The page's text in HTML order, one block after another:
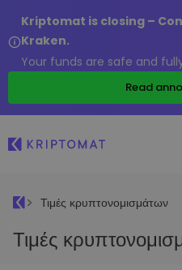
Kriptomat is closing –
Kraken.
Your funds are safe and
Read
Τιμές κρυπτονομισμάτων
Τιμές